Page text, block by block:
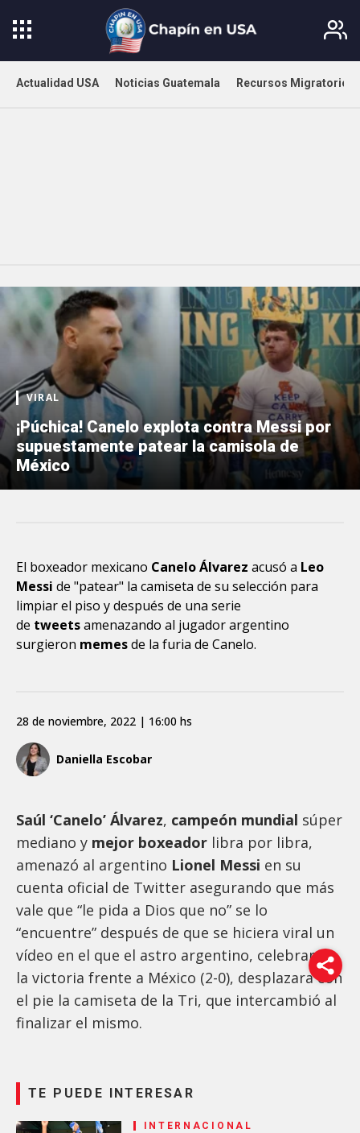
Actualidad USA Noticias Guatemala Recursos Migratorios
VIRAL
¡Púchica! Canelo explota contra Messi por
supuestamente patear la camisola de
México
El boxeador mexicano Canelo Álvarez acusó a Leo
Messi de "patear" la camiseta de su selección para
limpiar el piso y después de una serie
de tweetsamenazando al jugador argentino
surgieron memesde la furia de Canelo.
Daniella Escobar
28 de noviembre, 2022 | 16:00 hs
Saúl ‘Canelo’ Álvarez, campeón mundial súper
mediano y mejor boxeador libra por libra,
amenazó al argentino Lionel Messi en su
cuenta oficial de Twitter asegurando que más
vale que “le pida a Dios que no” se lo
“encuentre” después de que se hiciera viral un
vídeo en el que el astro argentino, celebrando
la victoria frente a México (2-0), desplazara con
el pie la camiseta de la Tri, que intercambió al
finalizar el mismo.
TE PUEDE INTERESAR
INTERNACIONAL